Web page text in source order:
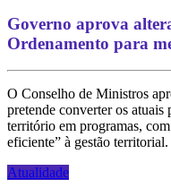
Governo aprova
Ordenamento para
O Conselho de Ministros
pretende converter os
território em programas,
eficiente” à gestão territorial.
Atualidade